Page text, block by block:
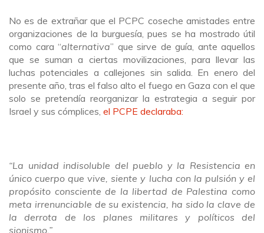
No es de extrañar que el PCPC coseche amistades entre
organizaciones de la burguesía, pues se ha mostrado útil
como cara “alternativa” que sirve de guía, ante aquellos
que se suman a ciertas movilizaciones, para llevar las
luchas potenciales a callejones sin salida. En enero del
presente año, tras el falso alto el fuego en Gaza con el que
solo se pretendía reorganizar la estrategia a seguir por
Israel y sus cómplices, el PCPE declaraba:
“La unidad indisoluble del pueblo y la Resistencia en
único cuerpo que vive, siente y lucha con la pulsión y el
propósito consciente de la libertad de Palestina como
meta irrenunciable de su existencia, ha sido la clave de
la derrota de los planes militares y políticos del
sionismo.”